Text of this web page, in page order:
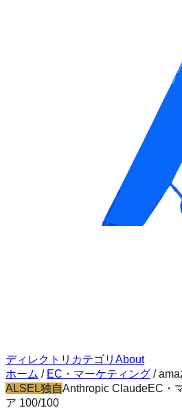
ディレクトリ カテゴリ About
ホーム / EC・マーケティング /
ALSEL独自Anthropic ClaudeEC・
ア 100/100